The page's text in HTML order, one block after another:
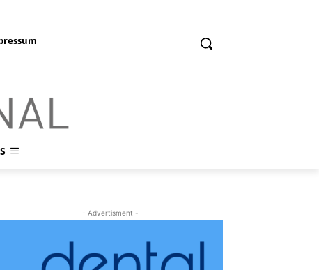
- Advertisment -